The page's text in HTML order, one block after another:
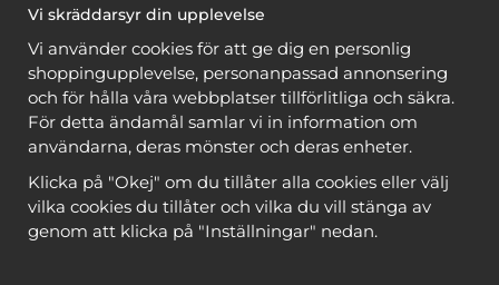
ner många mönstergratisoch få många
när du handlar garn till mönstret. Du ser vilka som
ärgratis när du ärinloggad.
Bli medlem
Vi skräddarsyr din upplevelse
Vi använder cookies för att ge dig en personlig
shoppingupplevelse, personanpassad annonsering
och för hålla våra webbplatser tillförlitliga och säkra.
För detta ändamål samlar vi in information om
användarna, deras mönster och deras enheter.
Klicka på "Okej" om du tillåter alla cookies eller välj
vilka cookies du tillåter och vilka du vill stänga av
genom att klicka på "Inställningar" nedan.